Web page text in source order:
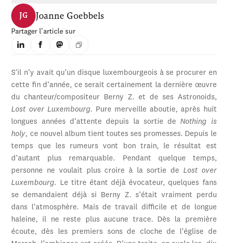
JG Joanne Goebbels
Partager l'article sur
S’il n’y avait qu’un disque luxembourgeois à se procurer en
cette fin d’année, ce serait certainement la dernière œuvre
du chanteur/compositeur Berny Z. et de ses Astronoids,
Lost over Luxembourg. Pure merveille aboutie, après huit
longues années d’attente depuis la sortie deNothing is
holy, ce nouvel album tient toutes ses promesses. Depuis le
temps que les rumeurs vont bon train, le résultat est
d’autant plus remarquable. Pendant quelque temps,
personne ne voulait plus croire à la sortie de Lost over
Luxembourg. Le titre étant déjà évocateur, quelques fans
se demandaient déjà si Berny Z. s’était vraiment perdu
dans l’atmosphère. Mais de travail difficile et de longue
haleine, il ne reste plus aucune trace. Dès la première
écoute, dès les premiers sons de cloche de l’église de